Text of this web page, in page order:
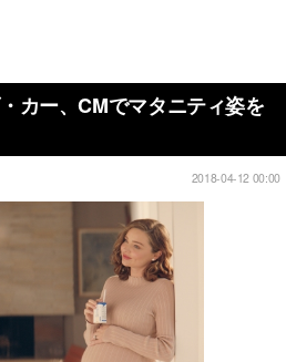
カー、CMでマタニティ姿を
2018-04-12 00:00